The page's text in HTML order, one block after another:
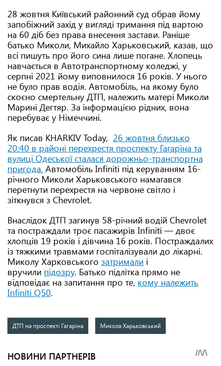
28 жовтня Київський районний суд обрав йому
запобіжний захід у вигляді тримання під вартою
на 60 діб без права внесення застави. Раніше
батько Миколи, Михайло Харьковський, казав, що
всі пишуть про його сина лише погане. Хлопець
навчається в Автотранспортному коледжі, у
серпні 2021 йому виповнилося 16 років. У нього
не було прав водія. Автомобіль, на якому було
скоєно смертельну ДТП, належить матері Миколи
Марині Дегтяр. За інформацією рідних, вона
перебуває у Німеччині.
Як писав KHARKIV Today, 26 жовтня близько
20:40 в районі перехрестя проспекту Гагаріна та
вулиці Одеської сталася дорожньо-транспортна
пригода. Автомобіль Infiniti під керуванням 16-
річного Миколи Харьковського намагався
перетнути перехрестя на червоне світло і
зіткнувся з Chevrolet.
Внаслідок ДТП загинув 58-річний водій Chevrolet
та постраждали троє пасажирів Infiniti — двоє
хлопців 19 років і дівчина 16 років. Постраждалих
із тяжкими травмами госпіталізували до лікарні.
Миколу Харковського затримали і
вручили підозру. Батько підлітка прямо не
відповідає на запитання про те, кому належить
Infiniti Q50.
ДТП на проспекті Гагаріна Микола Харьковський